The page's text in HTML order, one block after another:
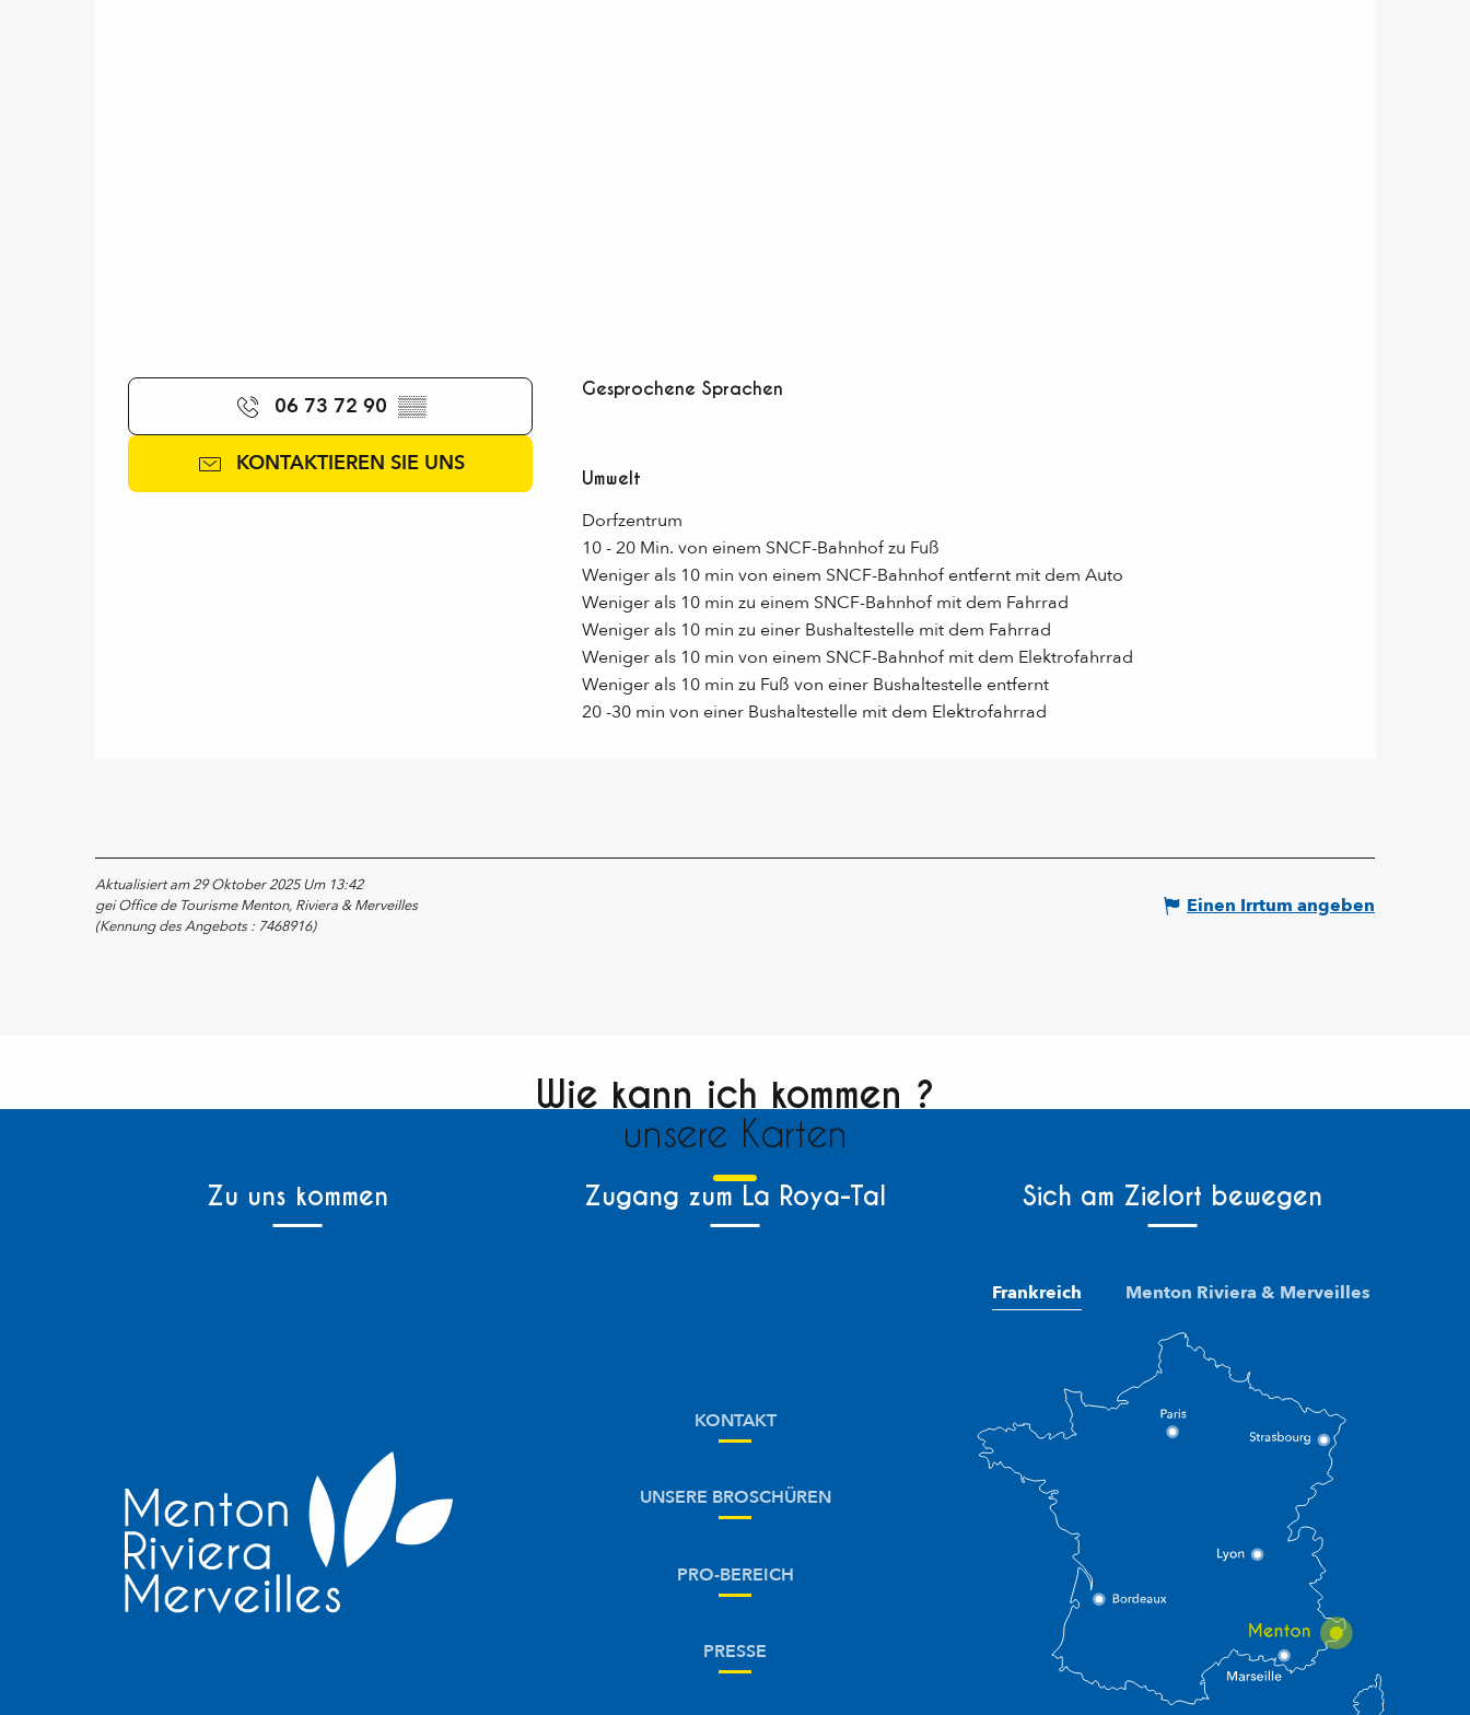
06 73 72 90 ▒▒
KONTAKTIEREN SIE UNS
Gesprochene Sprachen
Gesprochene Sprachen
Umwelt
Umwelt
Dorfzentrum
10 - 20 Min. von einem SNCF-Bahnhof zu Fuß
Weniger als 10 min von einem SNCF-Bahnhof entfernt mit dem Auto
Weniger als 10 min zu einem SNCF-Bahnhof mit dem Fahrrad
Weniger als 10 min zu einer Bushaltestelle mit dem Fahrrad
Weniger als 10 min von einem SNCF-Bahnhof mit dem Elektrofahrrad
Weniger als 10 min zu Fuß von einer Bushaltestelle entfernt
20 -30 min von einer Bushaltestelle mit dem Elektrofahrrad
Aktualisiert am 29 Oktober 2025 Um 13:42
gei Office de Tourisme Menton, Riviera & Merveilles
(Kennung des Angebots : 7468916)
Einen Irrtum angeben
Wie kann ich kommen ?
unsere Karten
Zu uns kommen Zugang zum La Roya-Tal Sich am Zielort bewegen
KONTAKT
UNSERE BROSCHÜREN
PRO-BEREICH
PRESSE
Frankreich Menton Riviera & Merveilles